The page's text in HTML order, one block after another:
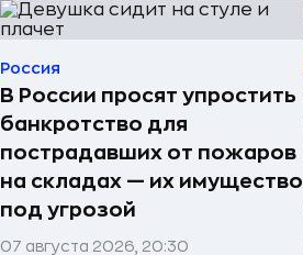
Россия
В России просят упростить
банкротство для
пострадавших от пожаров
на складах — их имущество
под угрозой
07 августа 2026, 20:30